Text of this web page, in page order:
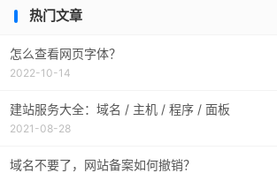
热门文章
怎么查看网页字体？
2022-10-14
建站服务大全：域名 / 主机 / 程序 / 面板
2021-08-28
域名不要了，网站备案如何撤销？